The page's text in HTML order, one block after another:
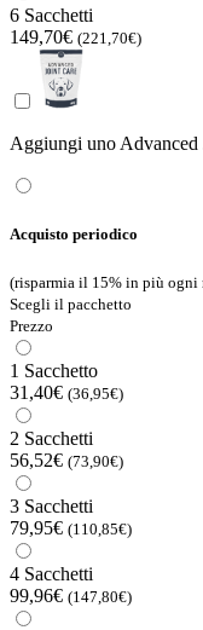
6 Sacchetti
149,70€ (221,70€)
Aggiungi uno Advanced
Acquisto periodico
(risparmia il 15% in più ogni
Scegli il pacchetto
Prezzo
1 Sacchetto
31,40€ (36,95€)
2 Sacchetti
56,52€ (73,90€)
3 Sacchetti
79,95€ (110,85€)
4 Sacchetti
99,96€ (147,80€)